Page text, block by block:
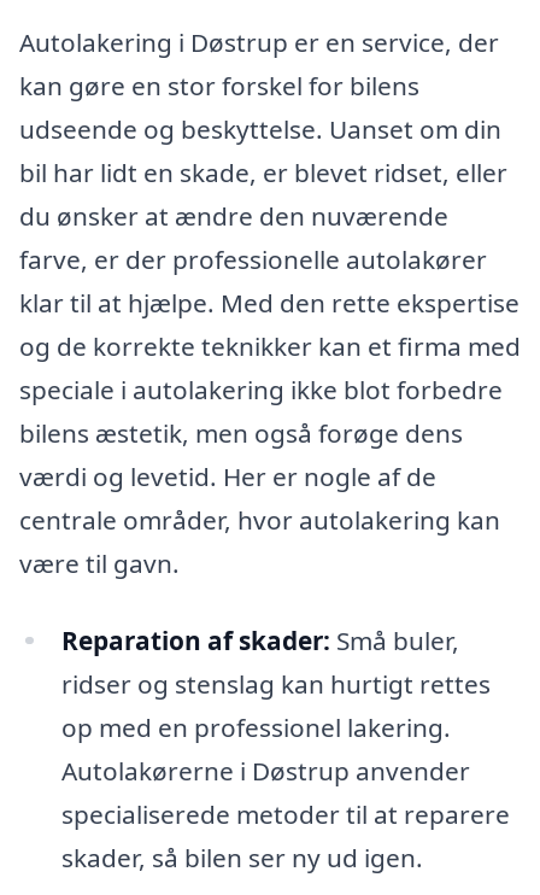
Autolakering i Døstrup er en service, der
kan gøre en stor forskel for bilens
udseende og beskyttelse. Uanset om din
bil har lidt en skade, er blevet ridset, eller
du ønsker at ændre den nuværende
farve, er der professionelle autolakører
klar til at hjælpe. Med den rette ekspertise
og de korrekte teknikker kan et firma med
speciale i autolakering ikke blot forbedre
bilens æstetik, men også forøge dens
værdi og levetid. Her er nogle af de
centrale områder, hvor autolakering kan
være til gavn.
Reparation af skader: Små buler,
ridser og stenslag kan hurtigt rettes
op med en professionel lakering.
Autolakørerne i Døstrup anvender
specialiserede metoder til at reparere
skader, så bilen ser ny ud igen.